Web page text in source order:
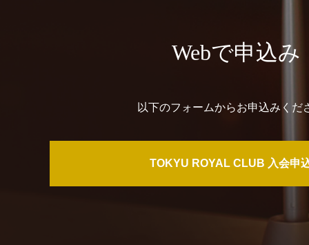
Webで申込み
以下のフォームからお申込みくだ
TOKYU ROYAL CLUB 入会申